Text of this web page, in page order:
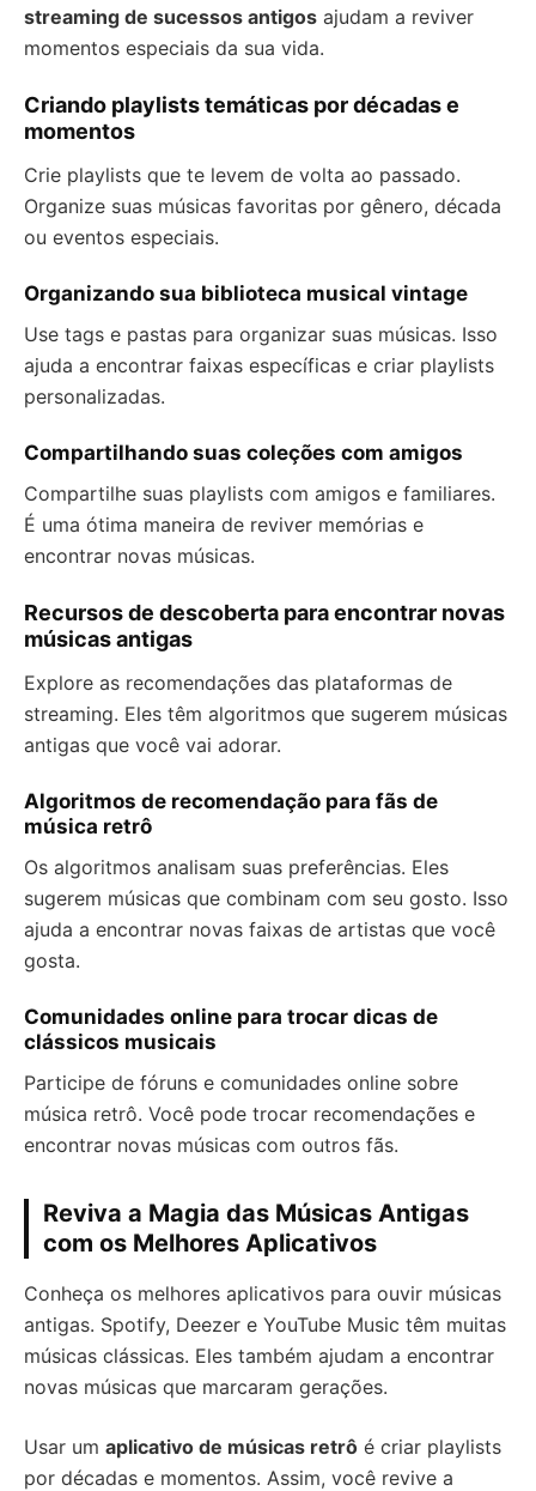
streaming de sucessos antigos ajudam a reviver
momentos especiais da sua vida.
Criando playlists temáticas por décadas e
momentos
Crie playlists que te levem de volta ao passado.
Organize suas músicas favoritas por gênero, década
ou eventos especiais.
Organizando sua biblioteca musical vintage
Use tags e pastas para organizar suas músicas. Isso
ajuda a encontrar faixas específicas e criar playlists
personalizadas.
Compartilhando suas coleções com amigos
Compartilhe suas playlists com amigos e familiares.
É uma ótima maneira de reviver memórias e
encontrar novas músicas.
Recursos de descoberta para encontrar novas
músicas antigas
Explore as recomendações das plataformas de
streaming. Eles têm algoritmos que sugerem músicas
antigas que você vai adorar.
Algoritmos de recomendação para fãs de
música retrô
Os algoritmos analisam suas preferências. Eles
sugerem músicas que combinam com seu gosto. Isso
ajuda a encontrar novas faixas de artistas que você
gosta.
Comunidades online para trocar dicas de
clássicos musicais
Participe de fóruns e comunidades online sobre
música retrô. Você pode trocar recomendações e
encontrar novas músicas com outros fãs.
Reviva a Magia das Músicas Antigas
com os Melhores Aplicativos
Conheça os melhores aplicativos para ouvir músicas
antigas. Spotify, Deezer e YouTube Music têm muitas
músicas clássicas. Eles também ajudam a encontrar
novas músicas que marcaram gerações.
Usar um aplicativo de músicas retrô é criar playlists
por décadas e momentos. Assim, você revive a